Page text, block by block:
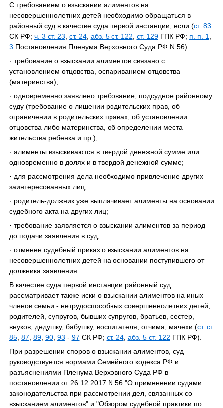
С требованием о взыскании алиментов на
несовершеннолетних детей необходимо обращаться в
районный суд в качестве суда первой инстанции, если (ст. 83
СК РФ; ч. 3 ст. 23 ст. 24, абз. 5 ст. 122 ст. 129ГПК РФ; п. п. 1
3 Постановления Пленума Верховного Суда РФ N 56):
· требование о взыскании алиментов связано с
установлением отцовства, оспариванием отцовства
(материнства);
· одновременно заявлено требование, подсудное районному
суду (требование о лишении родительских прав, об
ограничении в родительских правах, об установлении
отцовства либо материнства, об определении места
жительства ребенка и пр.);
· алименты взыскиваются в твердой денежной сумме или
одновременно в долях и в твердой денежной сумме;
· для рассмотрения дела необходимо привлечение других
заинтересованных лиц;
· родитель-должник уже выплачивает алименты на основании
судебного акта на других лиц;
· требование заявляется о взыскании алиментов за период
до подачи заявления в суд;
· отменен судебный приказ о взыскании алиментов на
несовершеннолетних детей на основании поступившего от
должника заявления.
В качестве суда первой инстанции районный суд
рассматривает также иски о взыскании алиментов на иных
членов семьи - нетрудоспособных совершеннолетних детей,
родителей, супругов, бывших супругов, братьев, сестер,
внуков, дедушку, бабушку, воспитателя, отчима, мачехи (ст. ст.
85, 87 89, 90, 93 - 97 СК РФ; ст. 24, абз. 5 ст. 122 ГПК РФ).
При разрешении споров о взыскании алиментов, суд
руководствуется нормами Семейного кодекса РФ и
разъяснениями Пленума Верховного Суда РФ в
постановлении от 26.12.2017 N 56 "О применении судами
законодательства при рассмотрении дел, связанных со
взысканием алиментов" и "Обзором судебной практики по